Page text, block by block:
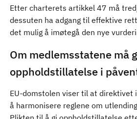
Etter charterets artikkel 47 må
dessuten ha adgang til effektive
det mulig å imøtegå den nye
Om medlemsstatene må
oppholdstillatelse i
EU-domstolen viser til at direktivet
å harmonisere reglene om